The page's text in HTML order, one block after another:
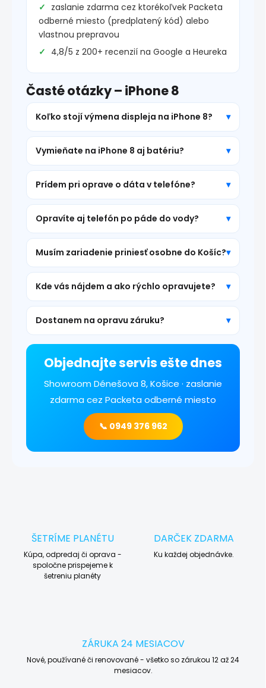
zaslanie zdarma cez ktorékoľvek Packeta
odberné miesto (predplatený kód) alebo
vlastnou prepravou
4,8/5 z 200+ recenzií na Google a Heureka
Časté otázky – iPhone 8
Koľko stojí výmena displeja na iPhone 8?
Vymieňate na iPhone 8 aj batériu?
Prídem pri oprave o dáta v telefóne?
Opravíte aj telefón po páde do vody?
Musím zariadenie priniesť osobne do Košíc?
Kde vás nájdem a ako rýchlo opravujete?
Dostanem na opravu záruku?
Objednajte servis ešte dnes
Showroom Dénešova 8, Košice · zaslanie
zdarma cez Packeta odberné miesto
📞 0949 376 962
ŠETRÍME PLANÉTU
Kúpa, odpredaj či oprava -
spoločne prispejeme k
šetreniu planéty
DARČEK ZDARMA
Ku každej objednávke.
ZÁRUKA 24 MESIACOV
Nové, používané či renovované - všetko so zárukou 12 až 24
mesiacov.